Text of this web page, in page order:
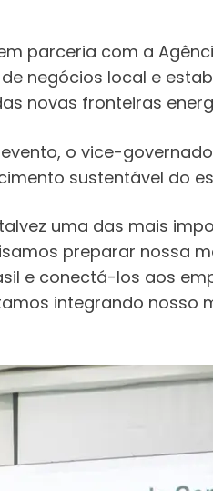
parceria com a
negócios local e
novas fronteiras
o vice-
sustentável do
uma das mais
preparar nossa
e conectá-los aos
integrando